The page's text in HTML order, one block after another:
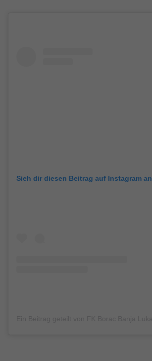
Sieh dir diesen Beitrag auf Instagram an